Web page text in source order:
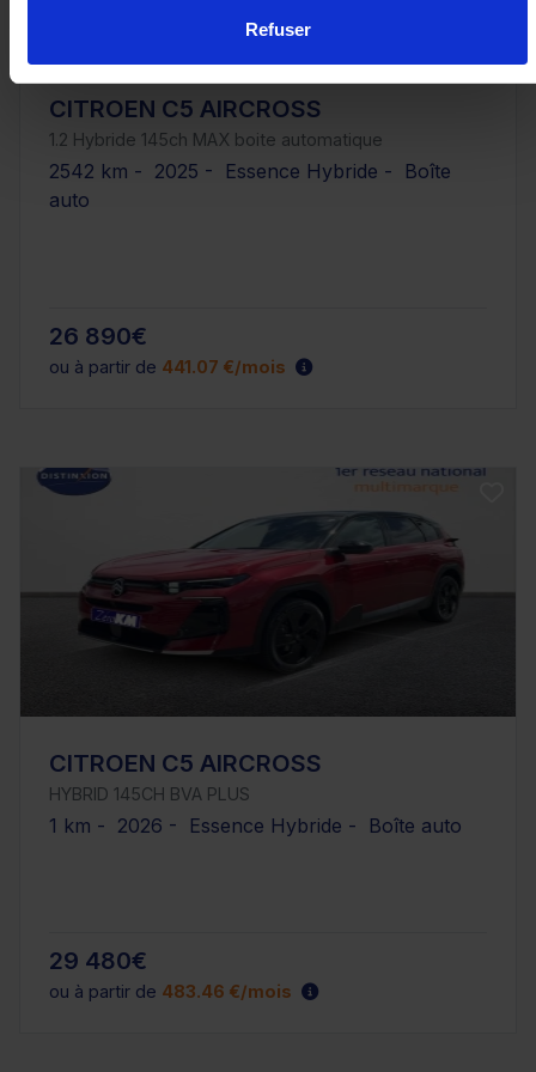
Refuser
CITROEN C5 AIRCROSS
1.2 Hybride 145ch MAX boite automatique
2542 km - 2025 - Essence Hybride - Boîte
auto
26 890€
ou à partir de 441.07 €/mois
CITROEN C5 AIRCROSS
HYBRID 145CH BVA PLUS
1 km - 2026 - Essence Hybride - Boîte auto
29 480€
ou à partir de 483.46 €/mois